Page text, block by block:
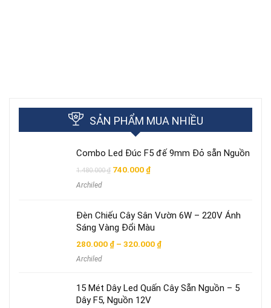
SẢN PHẨM MUA NHIỀU
Combo Led Đúc F5 đế 9mm Đỏ sẵn Nguồn
1.480.000₫ Giá
740.000 ₫Giá
Archiled
Đèn Chiếu Cây Sân Vườn 6W – 220V Ánh
Sáng Vàng Đổi Màu
280.000 ₫ – 320.000 ₫Khoảng
320.000 ₫
Archiled
15 Mét Dây Led Quấn Cây Sẵn Nguồn – 5
Dây F5, Nguồn 12V